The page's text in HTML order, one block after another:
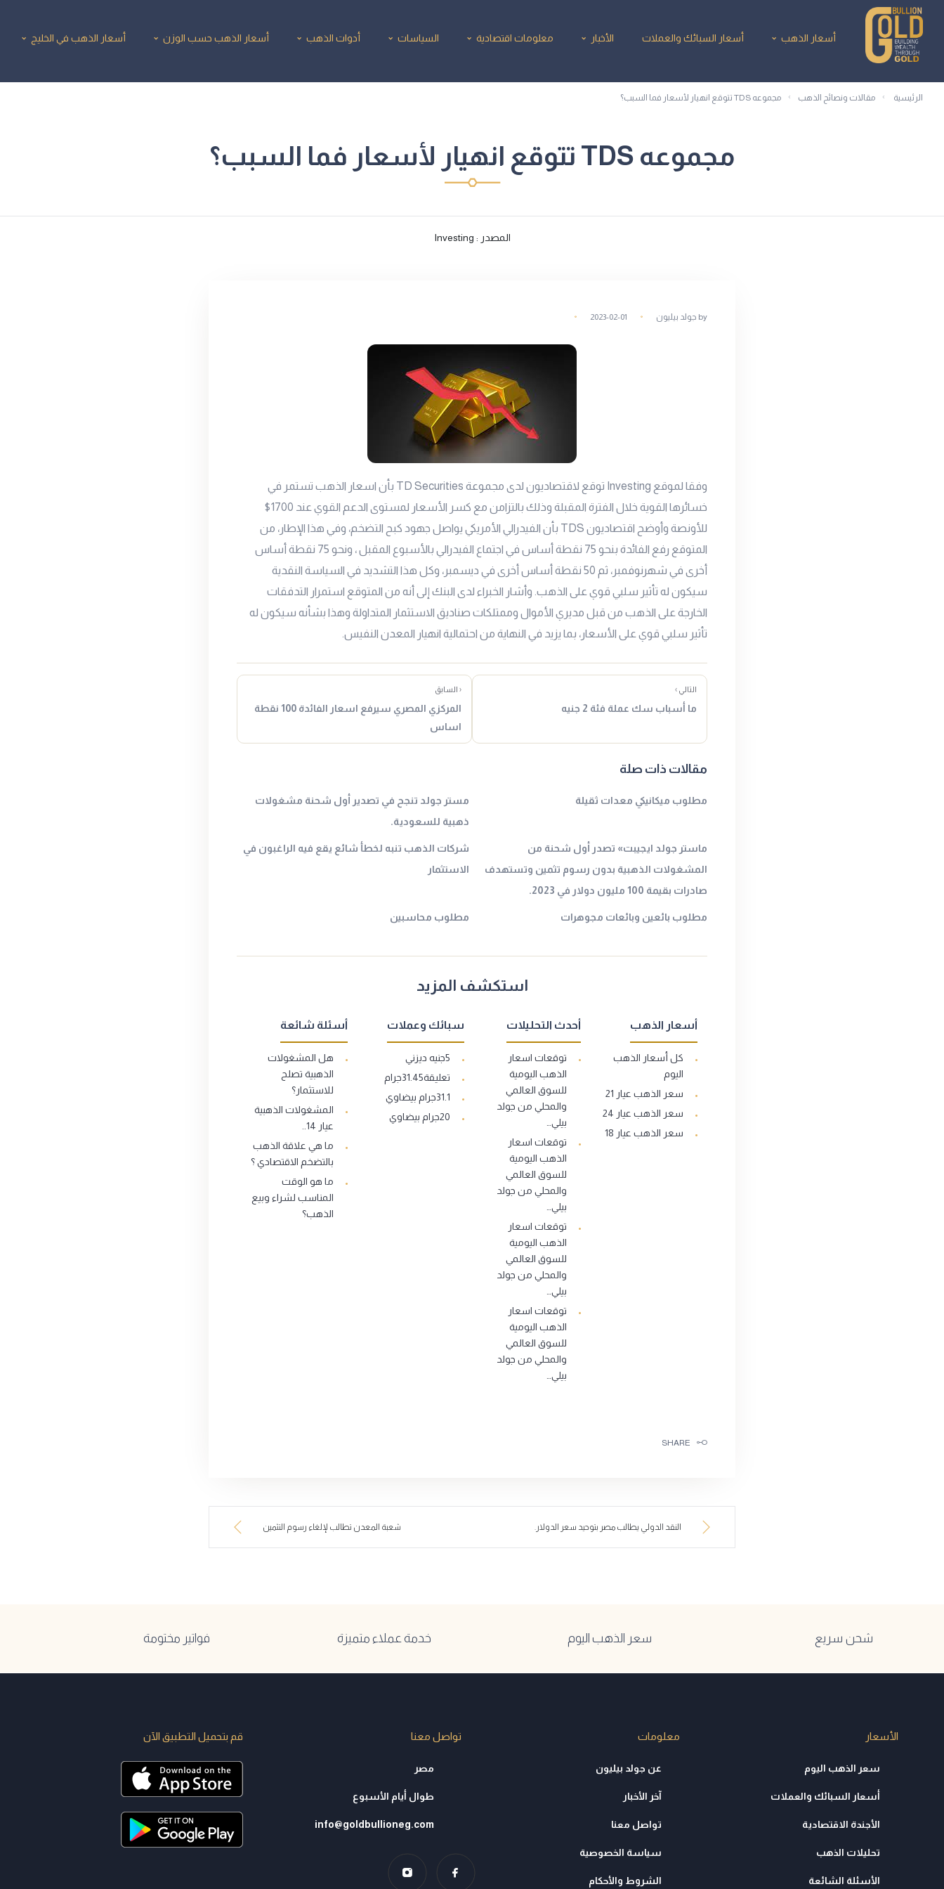
أسعار الذهب أسعار السبائك والعملات الأخبار معلومات اقتصادية السياسات أدوات الذهب أسعار الذهب حسب الوزن أسعار الذهب في الخليج
الرئيسية مقالات ونصائح الذهب مجموعه TDS تتوقع انهيار لأسعار فما السبب؟
مجموعه TDS تتوقع انهيار لأسعار فما السبب؟
المصدر : Investing
by جولد بيليون 2023-02-01
وفقا لموقع Investing توقع لاقتصاديون لدى مجموعة TD Securities بأن اسعار الذهب تستمر في
خسائرها القوية خلال الفترة المقبلة وذلك بالتزامن مع كسر الأسعار لمستوى الدعم القوي عند 1700$
للأونصة وأوضح اقتصاديون TDS بأن الفيدرالي الأمريكي يواصل جهود كبح التضخم، وفي هذا الإطار، من
المتوقع رفع الفائدة بنحو 75 نقطة أساس في اجتماع الفيدرالي بالأسبوع المقبل ، ونحو 75 نقطة أساس
أخرى في شهرنوفمبر، ثم 50 نقطة أساس أخرى في ديسمبر، وكل هذا التشديد في السياسة النقدية
سيكون له تأثير سلبي قوي على الذهب. وأشار الخبراء لدى البنك إلى أنه من المتوقع استمرار التدفقات
الخارجة على الذهب من قبل مديري الأموال وممتلكات صناديق الاستثمار المتداولة وهذا بشأنه سيكون له
تأثير سلبي قوي على الأسعار، بما يزيد في النهاية من احتمالية انهيار المعدن النفيس.
التالي ›
ما أسباب سك عملة فئة 2 جنيه
‹ السابق
المركزي المصري سيرفع اسعار الفائدة 100 نقطة
اساس
مقالات ذات صلة
مطلوب ميكانيكي معدات ثقيلة
مستر جولد تنجح في تصدير أول شحنة مشغولات
ذهبية للسعودية.
ماستر جولد ايجيبت» تصدر أول شحنة من
المشغولات الذهبية بدون رسوم تثمين وتستهدف
صادرات بقيمة 100 مليون دولار في 2023.
شركات الذهب تنبه لخطأ شائع يقع فيه الراغبون في
الاستثمار
مطلوب بائعين وبائعات مجوهرات مطلوب محاسبين
استكشف المزيد
أسعار الذهب
كل أسعار الذهب
اليوم
سعر الذهب عيار 21
سعر الذهب عيار 24
سعر الذهب عيار 18
أحدث التحليلات
توقعات اسعار
الذهب اليومية
للسوق العالمي
والمحلي من جولد
بيلي…
توقعات اسعار
الذهب اليومية
للسوق العالمي
والمحلي من جولد
بيلي…
توقعات اسعار
الذهب اليومية
للسوق العالمي
والمحلي من جولد
بيلي…
توقعات اسعار
الذهب اليومية
للسوق العالمي
والمحلي من جولد
بيلي…
سبائك وعملات
5جنيه ديزني
تعليقة31.45جرام
31.1جرام بيضاوي
20جرام بيضاوي
أسئلة شائعة
هل المشغولات
الذهبية تصلح
للاستثمار؟
المشغولات الذهبية
عيار 14..
ما هي علاقة الذهب
بالتضخم الاقتصادي ؟
ما هو الوقت
المناسب لشراء وبيع
الذهب؟
SHARE
النقد الدولي يطالب مصر بتوحيد سعر الدولار. شعبة المعدن تطالب لإلغاء رسوم التثمين
شحن سريع سعر الذهب اليوم خدمة عملاء متميزة فواتير مختومة
الأسعار
سعر الذهب اليوم
أسعار السبائك والعملات
الأجندة الاقتصادية
تحليلات الذهب
الأسئلة الشائعة
معلومات
عن جولد بيليون
آخر الأخبار
تواصل معنا
سياسة الخصوصية
الشروط والأحكام
تواصل معنا
مصر
طوال أيام الأسبوع
info@goldbullioneg.com
قم بتحميل التطبيق الآن